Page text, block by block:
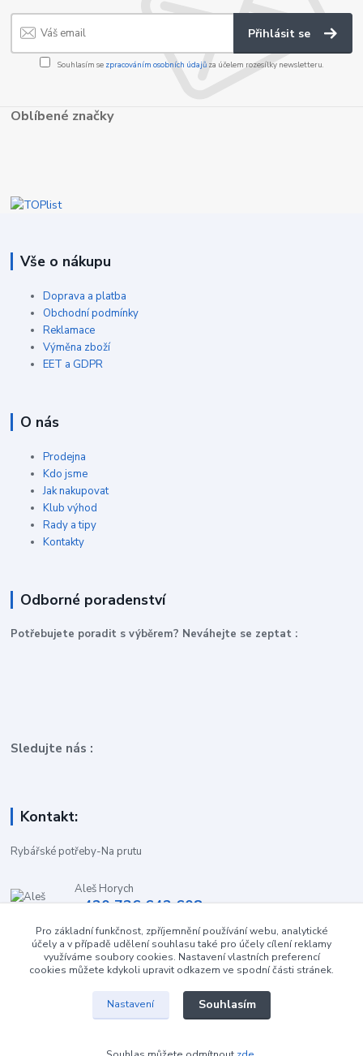
Přihlásit se
Souhlasím se zpracováním osobních údajůza účelem rozesílky newsletteru.
Oblíbené značky
Vše o nákupu
Doprava a platba
Obchodní podmínky
Reklamace
Výměna zboží
EET a GDPR
O nás
Prodejna
Kdo jsme
Jak nakupovat
Klub výhod
Rady a tipy
Kontakty
Odborné poradenství
Potřebujete poradit s výběrem? Neváhejte se zeptat :
Sledujte nás :
Kontakt:
Rybářské potřeby-Na prutu
Aleš Horych
+420 736 642 608
obchod-naprutu@seznam.cz
Pro základní funkčnost, zpříjemnění používání webu, analytické
účely a v případě udělení souhlasu také pro účely cílení reklamy
využíváme soubory cookies. Nastavení vlastních preferencí
cookies můžete kdykoli upravit odkazem ve spodní části stránek.
Nastavení Souhlasím